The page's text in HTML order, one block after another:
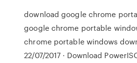
download google chrome
google chrome portable
chrome portable windows
22/07/2017 · Download